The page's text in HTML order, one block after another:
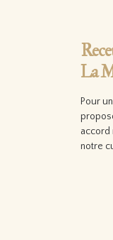
La
Pour
accord
notre